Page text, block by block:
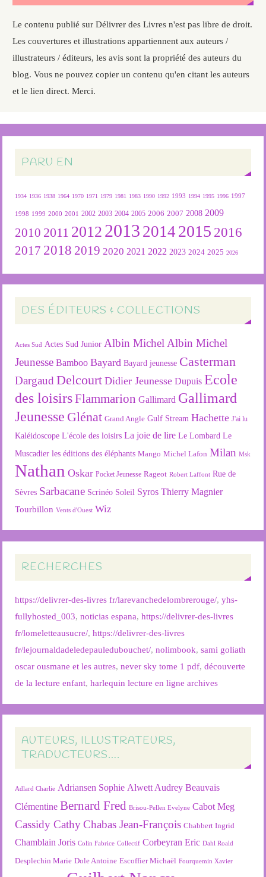
Le contenu publié sur Délivrer des Livres n'est pas libre de droit.
Les couvertures et illustrations appartiennent aux auteurs /
illustrateurs / éditeurs, les avis sont la propriété des auteurs du
blog. Vous ne pouvez copier un contenu qu'en citant les auteurs
et le lien direct. Merci.
PARU EN
1934 1936 1938 1964 1970 1971 1979 1981 1983 1990 1992 1993 1994 1995 1996 1997
1998 1999 2000 2001 2002 2003 2004 2005 2006 2007 2008 2009
2010 2011 2012 2013 2014 2015 2016
2017 2018 2019 2020 2021 2022 2023 2024 2025 2026
DES ÉDITEURS & COLLECTIONS
Actes Sud Actes Sud Junior Albin Michel Albin Michel
Jeunesse Bamboo Bayard Bayard jeunesse Casterman
Dargaud Delcourt Didier Jeunesse Dupuis Ecole
des loisirsFlammarion Gallimard Gallimard
Jeunesse Glénat Grand Angle Gulf Stream Hachette J'ai lu
Kaléidoscope L'école des loisirs La joie de lire Le Lombard Le
Muscadier les éditions des éléphants Mango Michel Lafon Milan Msk
Nathan Oskar Pocket Jeunesse Rageot Robert Laffont Rue de
Sèvres Sarbacane Scrinéo Soleil Syros Thierry Magnier
Tourbillon Vents d'Ouest Wiz
RECHERCHES
https://delivrer-des-livres fr/larevanchedelombrerouge/,yhs-
fullyhosted_003,noticias espana,https://delivrer-des-livres
fr/lomeletteausucre/,https://delivrer-des-livres
fr/lejournaldadeledepauledubouchet/,nolimbook,sami goliath
oscar ousmane et les autres,never sky tome 1 pdf,découverte
de la lecture enfant,harlequin lecture en ligne archives
AUTEURS, ILLUSTRATEURS,
TRADUCTEURS….
Adlard Charlie Adriansen Sophie Alwett Audrey Beauvais
Clémentine Bernard Fred Brisou-Pellen Evelyne Cabot Meg
Cassidy Cathy Chabas Jean-François Chabbert Ingrid
Chamblain Joris Colin Fabrice Collectif Corbeyran Eric Dahl Roald
Desplechin Marie Dole Antoine Escoffier Michaël Fourquemin Xavier